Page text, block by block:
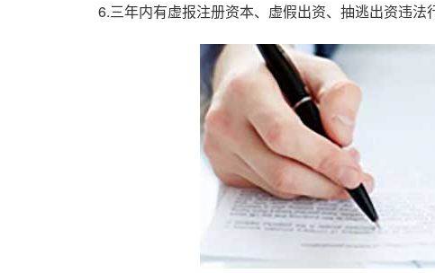
6.三年内有虚报注册资本、虚假出资、抽逃出资违法